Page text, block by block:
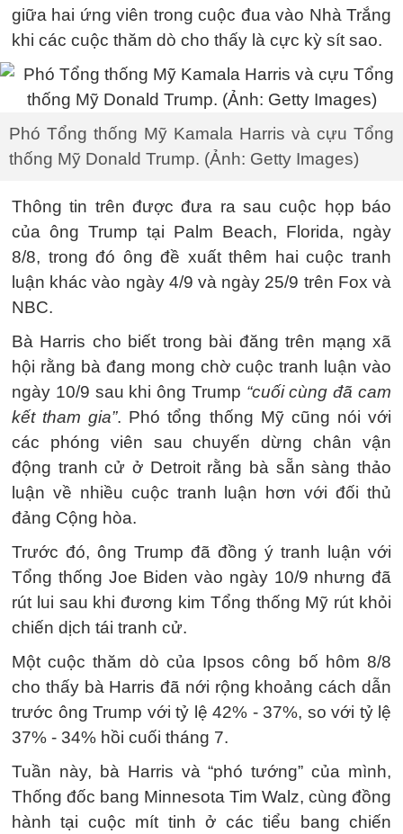
giữa hai ứng viên trong cuộc đua vào Nhà Trắng
khi các cuộc thăm dò cho thấy là cực kỳ sít sao.
Phó Tổng thống Mỹ Kamala Harris và cựu Tổng
thống Mỹ Donald Trump. (Ảnh: Getty Images)
Thông tin trên được đưa ra sau cuộc họp báo
của ông Trump tại Palm Beach, Florida, ngày
8/8, trong đó ông đề xuất thêm hai cuộc tranh
luận khác vào ngày 4/9 và ngày 25/9 trên Fox và
NBC.
Bà Harris cho biết trong bài đăng trên mạng xã
hội rằng bà đang mong chờ cuộc tranh luận vào
ngày 10/9 sau khi ông Trump “cuối cùng đã cam
kết tham gia”. Phó tổng thống Mỹ cũng nói với
các phóng viên sau chuyến dừng chân vận
động tranh cử ở Detroit rằng bà sẵn sàng thảo
luận về nhiều cuộc tranh luận hơn với đối thủ
đảng Cộng hòa.
Trước đó, ông Trump đã đồng ý tranh luận với
Tổng thống Joe Biden vào ngày 10/9 nhưng đã
rút lui sau khi đương kim Tổng thống Mỹ rút khỏi
chiến dịch tái tranh cử.
Một cuộc thăm dò của Ipsos công bố hôm 8/8
cho thấy bà Harris đã nới rộng khoảng cách dẫn
trước ông Trump với tỷ lệ 42% - 37%, so với tỷ lệ
37% - 34% hồi cuối tháng 7.
Tuần này, bà Harris và “phó tướng” của mình,
Thống đốc bang Minnesota Tim Walz, cùng đồng
hành tại cuộc mít tinh ở các tiểu bang chiến